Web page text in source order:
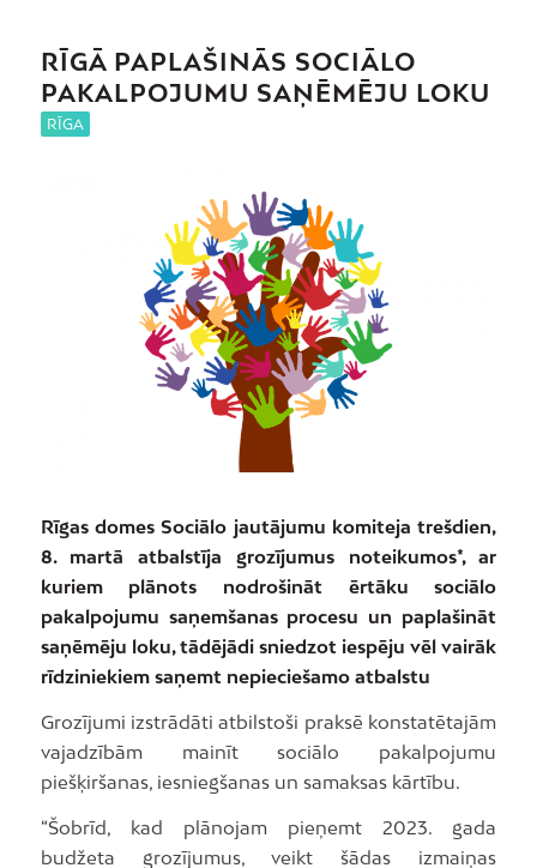
RĪGĀ PAPLAŠINĀS SOCIĀLO
PAKALPOJUMU SAŅĒMĒJU LOKU
RĪGA
Rīgas domes Sociālo jautājumu komiteja trešdien,
8. martā atbalstīja grozījumus noteikumos*, ar
kuriem plānots nodrošināt ērtāku sociālo
pakalpojumu saņemšanas procesu un paplašināt
saņēmēju loku, tādējādi sniedzot iespēju vēl vairāk
rīdziniekiem saņemt nepieciešamo atbalstu
Grozījumi izstrādāti atbilstoši praksē konstatētajām
vajadzībām mainīt sociālo pakalpojumu
piešķiršanas, iesniegšanas un samaksas kārtību.
“Šobrīd, kad plānojam pieņemt 2023. gada
budžeta grozījumus, veikt šādas izmaiņas